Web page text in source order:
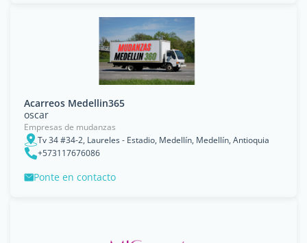
Acarreos Medellin365
oscar
Empresas de mudanzas
Tv 34 #34-2, Laureles - Estadio, Medellín, Medellín, Antioquia
+573117676086
Ponte en contacto